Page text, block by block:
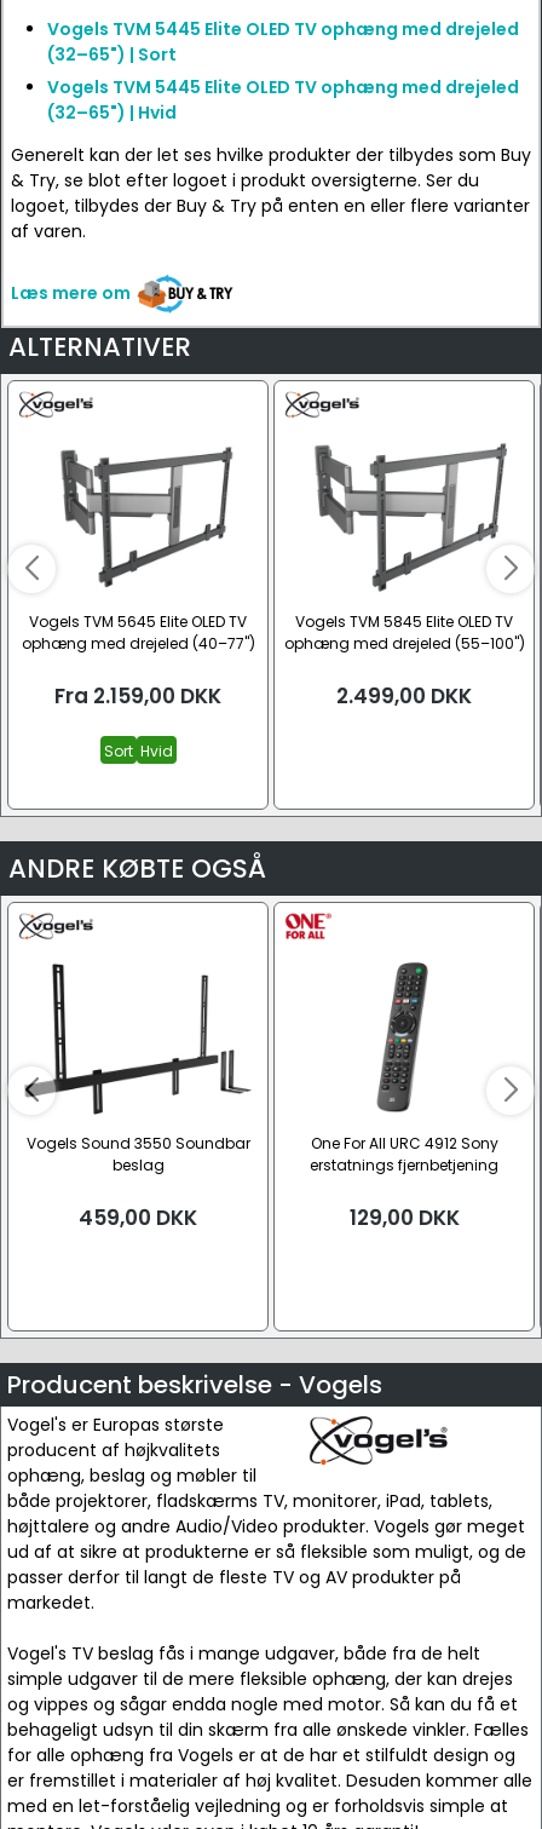
Vogels TVM 5445 Elite OLED TV ophæng med drejeled
(32–65") | Sort
Vogels TVM 5445 Elite OLED TV ophæng med drejeled
(32–65") | Hvid
Generelt kan der let ses hvilke produkter der tilbydes som Buy
& Try, se blot efter logoet i produkt oversigterne. Ser du
logoet, tilbydes der Buy & Try på enten en eller flere varianter
af varen.
Læs mere om
ALTERNATIVER
Vogels TVM 5645 Elite OLED TV
ophæng med drejeled (40–77")
Fra 2.159,00 DKK
Sort Hvid
Vogels TVM 5845 Elite OLED TV
ophæng med drejeled (55–100")
2.499,00 DKK
ANDRE KØBTE OGSÅ
Vogels Sound 3550 Soundbar
beslag
459,00 DKK
One For All URC 4912 Sony
erstatnings fjernbetjening
129,00 DKK
Producent beskrivelse - Vogels
Vogel's er Europas største
producent af højkvalitets
ophæng, beslag og møbler til
både projektorer, fladskærms TV, monitorer, iPad, tablets,
højttalere og andre Audio/Video produkter. Vogels gør meget
ud af at sikre at produkterne er så fleksible som muligt, og de
passer derfor til langt de fleste TV og AV produkter på
markedet.
Vogel's TV beslag fås i mange udgaver, både fra de helt
simple udgaver til de mere fleksible ophæng, der kan drejes
og vippes og sågar endda nogle med motor. Så kan du få et
behageligt udsyn til din skærm fra alle ønskede vinkler. Fælles
for alle ophæng fra Vogels er at de har et stilfuldt design og
er fremstillet i materialer af høj kvalitet. Desuden kommer alle
med en let-forståelig vejledning og er forholdsvis simple at